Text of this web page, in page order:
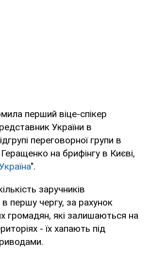
перший віце-спікер
України в
переговорної групи в
на брифінгу в Києві,
".
заручників
в першу чергу, за рахунок
громадян, які залишаються на
- їх хапають під